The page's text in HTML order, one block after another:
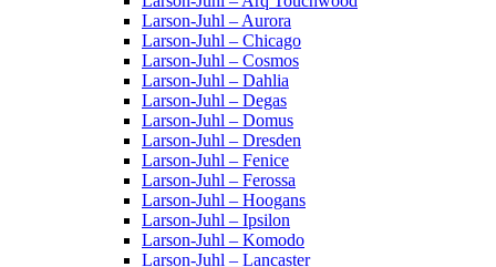
Larson-Juhl – Aurora
Larson-Juhl – Chicago
Larson-Juhl – Cosmos
Larson-Juhl – Dahlia
Larson-Juhl – Degas
Larson-Juhl – Domus
Larson-Juhl – Dresden
Larson-Juhl – Fenice
Larson-Juhl – Ferossa
Larson-Juhl – Hoogans
Larson-Juhl – Ipsilon
Larson-Juhl – Komodo
Larson-Juhl – Lancaster